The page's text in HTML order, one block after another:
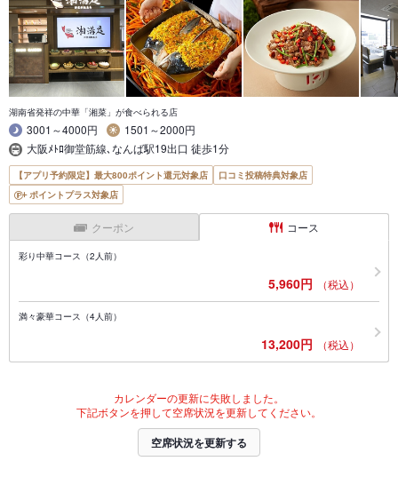
湖南省発祥の中華「湘菜」が食べられる店
3001～4000円
1501～2000円
大阪ﾒﾄﾛ御堂筋線､なんば駅19出口 徒歩1分
【アプリ予約限定】最大800ポイント還元対象店
口コミ投稿特典対象店
ポイントプラス対象店
クーポン コース
彩り中華コース（2人前）
5,960円 （税込）
満々豪華コース（4人前）
13,200円 （税込）
カレンダーの更新に失敗しました。
下記ボタンを押して空席状況を更新してください。
空席状況を更新する